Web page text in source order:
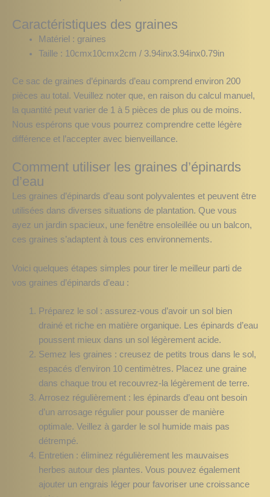
Caractéristiques des graines
Matériel : graines
Taille : 10cmx10cmx2cm / 3.94inx3.94inx0.79in
Ce sac de graines d’épinards d’eau comprend environ 200
pièces au total. Veuillez noter que, en raison du calcul manuel,
la quantité peut varier de 1 à 5 pièces de plus ou de moins.
Nous espérons que vous pourrez comprendre cette légère
différence et l’accepter avec bienveillance.
Comment utiliser les graines d’épinards
d’eau
Les graines d’épinards d’eau sont polyvalentes et peuvent être
utilisées dans diverses situations de plantation. Que vous
ayez un jardin spacieux, une fenêtre ensoleillée ou un balcon,
ces graines s’adaptent à tous ces environnements.
Voici quelques étapes simples pour tirer le meilleur parti de
vos graines d’épinards d’eau :
Préparez le sol : assurez-vous d’avoir un sol bien
drainé et riche en matière organique. Les épinards d’eau
poussent mieux dans un sol légèrement acide.
Semez les graines : creusez de petits trous dans le sol,
espacés d’environ 10 centimètres. Placez une graine
dans chaque trou et recouvrez-la légèrement de terre.
Arrosez régulièrement : les épinards d’eau ont besoin
d’un arrosage régulier pour pousser de manière
optimale. Veillez à garder le sol humide mais pas
détrempé.
Entretien : éliminez régulièrement les mauvaises
herbes autour des plantes. Vous pouvez également
ajouter un engrais léger pour favoriser une croissance